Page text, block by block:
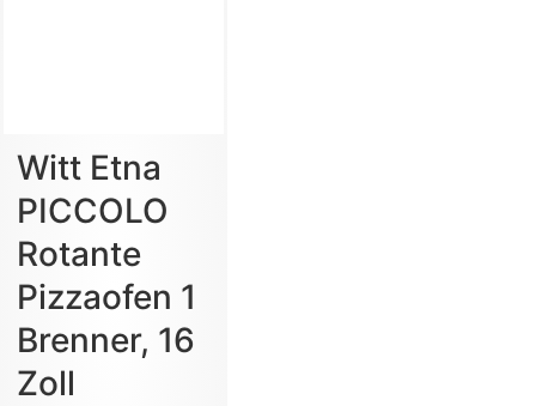
Witt Etna
PICCOLO
Rotante
Pizzaofen 1
Brenner, 16
Zoll